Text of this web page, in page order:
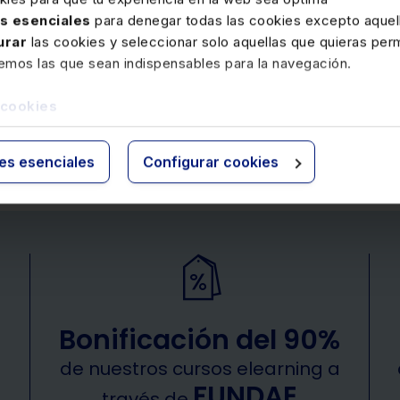
esenciales para denegar todas las cookies excepto
las cookies y seleccionar solo aquellas que quieras
las que sean indispensables para la navegación.
esenciales Configurar cookies
Cristina Aragón Gómez
350€+ IVA + IVA
Mercedes Rodríguez Paredes
Cristina Aragón Gómez
1 2 3 4 5
Bonificación del 90%
de nuestros cursos elearning a